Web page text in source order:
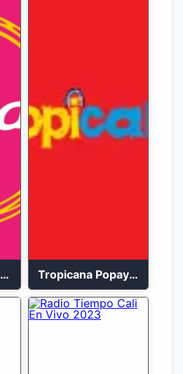
Vibra en Vivo 104.9 FM Bogotá Tropicana Popayán en vivo 106.1 FM